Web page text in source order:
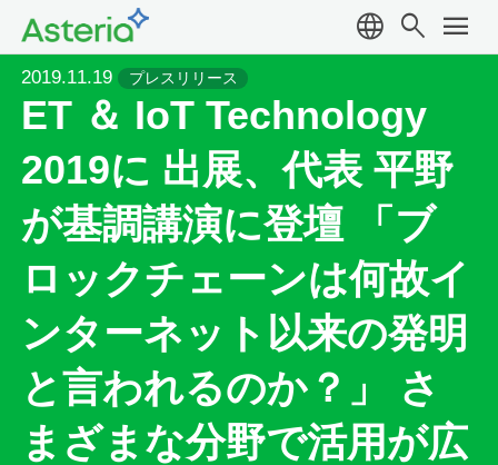
language search menu
2019.11.19 プレスリリース
ET ＆ IoT Technology
2019に 出展、代表 平野
が基調講演に登壇 「ブ
ロックチェーンは何故イ
ンターネット以来の発明
と言われるのか？」 さ
まざまな分野で活用が広